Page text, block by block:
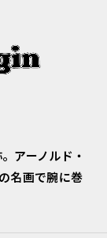
アーノルド・
名画で腕に巻